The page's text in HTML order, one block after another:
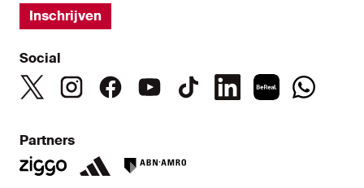
Inschrijven
Social
Partners